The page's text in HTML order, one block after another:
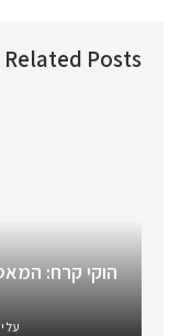
Related Posts
הוקי קרח:
על